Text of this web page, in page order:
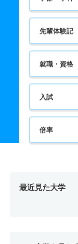
先輩体験記
就職・資格
入試
倍率
最近見た大学